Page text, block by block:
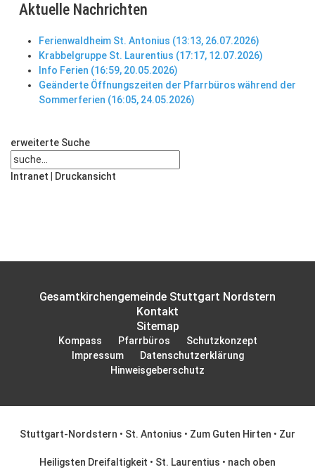
Aktuelle Nachrichten
Ferienwaldheim St. Antonius (13:13, 26.07.2026)
Krabbelgruppe St. Laurentius (17:17, 12.07.2026)
Info Ferien (16:59, 20.05.2026)
Geänderte Öffnungszeiten der Pfarrbüros während der
Sommerferien (16:05, 24.05.2026)
erweiterte Suche
Intranet Druckansicht
Gesamtkirchengemeinde Stuttgart Nordstern
Kontakt
Sitemap
Kompass Pfarrbüros
Schutzkonzept
Impressum
Datenschutzerklärung
Hinweisgeberschutz
Stuttgart-Nordstern • St. Antonius • Zum Guten Hirten • Zur
Heiligsten Dreifaltigkeit • St. Laurentius • nach oben